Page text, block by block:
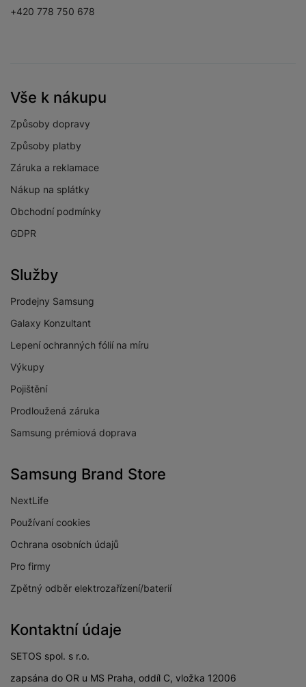
+420 778 750 678
Vše k nákupu
Způsoby dopravy
Způsoby platby
Záruka a reklamace
Nákup na splátky
Obchodní podmínky
GDPR
Služby
Prodejny Samsung
Galaxy Konzultant
Lepení ochranných fólií na míru
Výkupy
Pojištění
Prodloužená záruka
Samsung prémiová doprava
Samsung Brand Store
NextLife
Používaní cookies
Ochrana osobních údajů
Pro firmy
Zpětný odběr elektrozařízení/baterií
Kontaktní údaje
SETOS spol. s r.o.
zapsána do OR u MS Praha, oddíl C, vložka 12006